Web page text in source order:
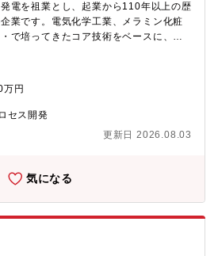
い土地です。・物価も安く、生活しや
の家賃では、名古屋市全区の平均値
万円 商店街から大型店舗まで充実
ールも数多くあります・子育て支援が
保育園・幼保園・留守家庭児童教
わることが可能です。・新規事業の創
世界トップのメーカーの顧客に対応す
のミッション】技術開発本部では、セ
車）向け製品、その他新規事業を上市
採用に結び付けることで、2027年まで
発を行っています。【配属部門】技術
（18名：プロジェクトリーダー含む)
発電を祖業とし、起業から110年以上の歴
業です。電気化学工業、メラミン化粧
で培ってきたコア技術をベースに、時
基板や、自動車の環境対応を支えるセ
ップクラスの企業から選ばれる企業に
発型企業」です。特に半導体パッケー
の需要拡大に伴い、今後の事業拡大が
界中の主要企業から高く評価されてい
ています。「プラチナくるみん」(厚労
業で初めて認定取得「健康経営優良法
) 2017年より9年連続認定取得「健康経
京証券取引所) 2025年に初選定「ワー
ント企業」(岐阜県) 2018年に認定取
炎塗料の開発やバッテリー部品の塗装
円
セス開発
更新日 2026.08.03
気になる